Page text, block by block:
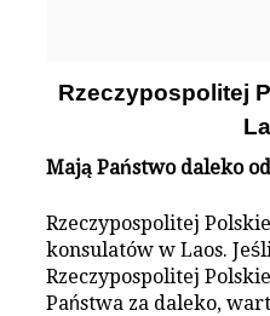
Rzeczypospolitej
Mają Państwo daleko
Rzeczypospolitej
konsulatów w Laos.
Rzeczypospolitej
Państwa za daleko,